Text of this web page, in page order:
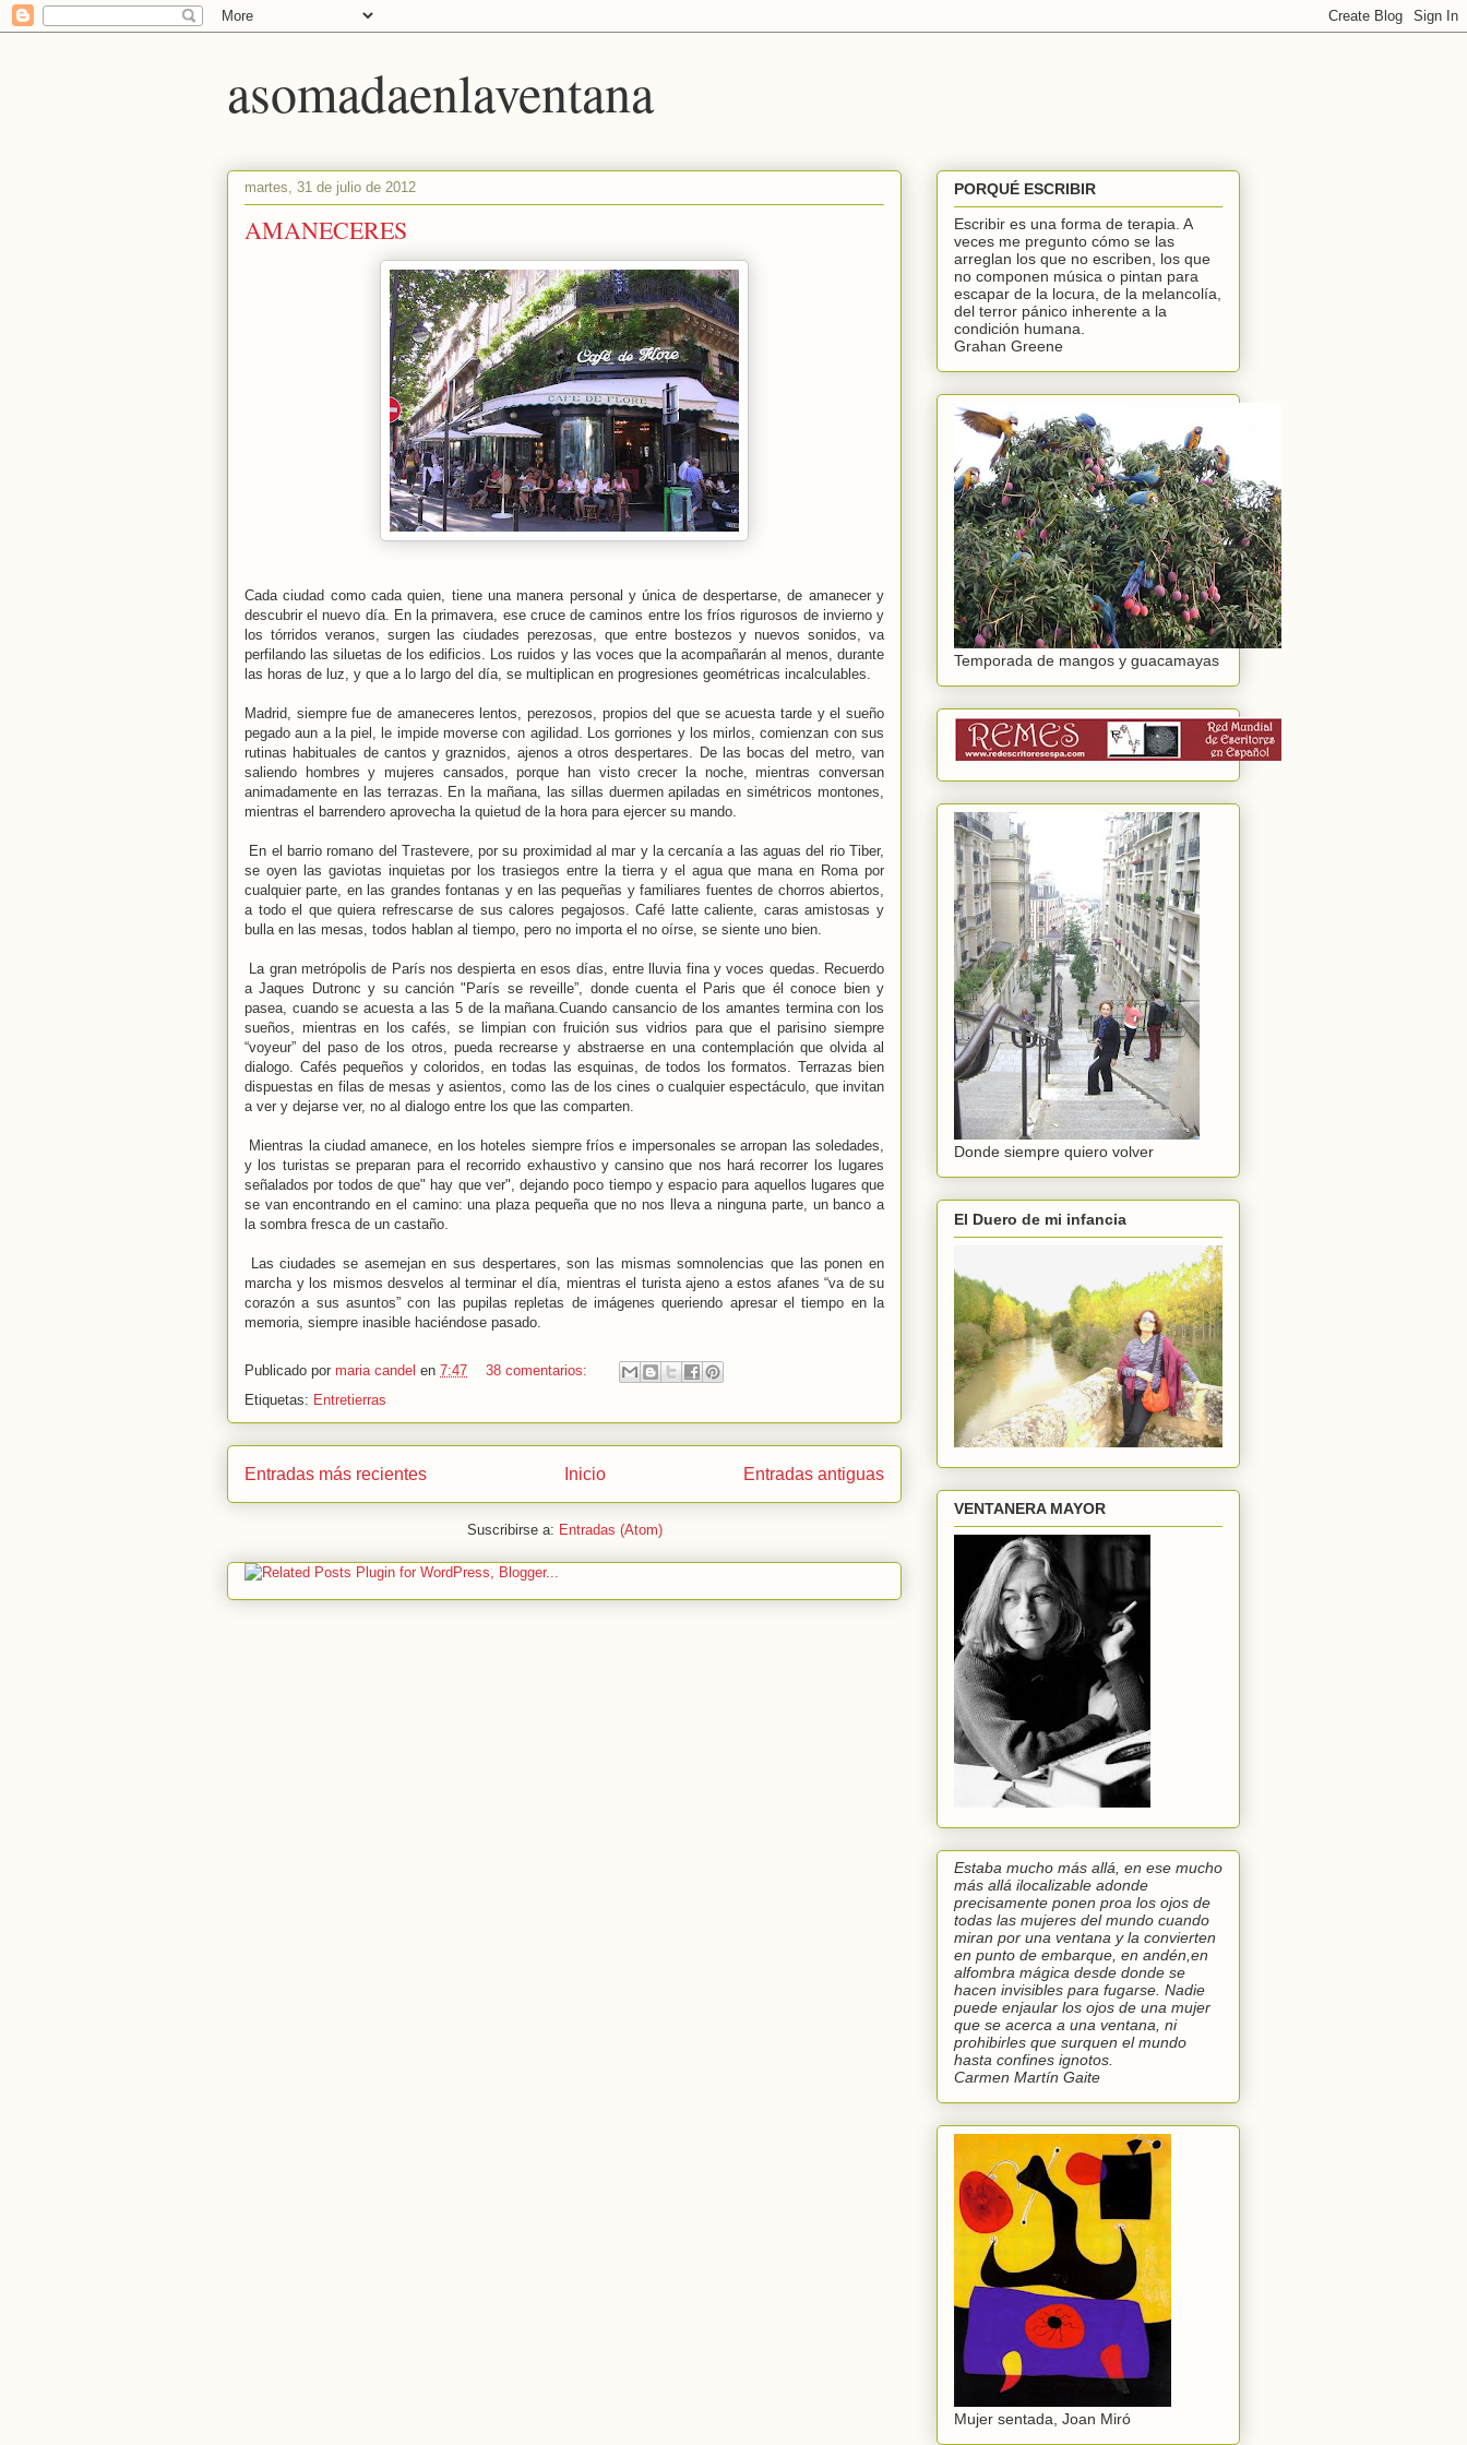
asomadaenlaventana
martes, 31 de julio de 2012
AMANECERES
Cada ciudad como cada quien, tiene una manera personal y única de despertarse, de amanecer y
descubrir el nuevo día. En la primavera, ese cruce de caminos entre los fríos rigurosos de invierno y
los tórridos veranos, surgen las ciudades perezosas, que entre bostezos y nuevos sonidos, va
perfilando las siluetas de los edificios. Los ruidos y las voces que la acompañarán al menos, durante
las horas de luz, y que a lo largo del día, se multiplican en progresiones geométricas incalculables.
Madrid, siempre fue de amaneceres lentos, perezosos, propios del que se acuesta tarde y el sueño
pegado aun a la piel, le impide moverse con agilidad. Los gorriones y los mirlos, comienzan con sus
rutinas habituales de cantos y graznidos, ajenos a otros despertares. De las bocas del metro, van
saliendo hombres y mujeres cansados, porque han visto crecer la noche, mientras conversan
animadamente en las terrazas. En la mañana, las sillas duermen apiladas en simétricos montones,
mientras el barrendero aprovecha la quietud de la hora para ejercer su mando.
En el barrio romano del Trastevere, por su proximidad al mar y la cercanía a las aguas del rio Tiber,
se oyen las gaviotas inquietas por los trasiegos entre la tierra y el agua que mana en Roma por
cualquier parte, en las grandes fontanas y en las pequeñas y familiares fuentes de chorros abiertos,
a todo el que quiera refrescarse de sus calores pegajosos. Café latte caliente, caras amistosas y
bulla en las mesas, todos hablan al tiempo, pero no importa el no oírse, se siente uno bien.
La gran metrópolis de París nos despierta en esos días, entre lluvia fina y voces quedas. Recuerdo
a Jaques Dutronc y su canción "París se reveille”, donde cuenta el Paris que él conoce bien y
pasea, cuando se acuesta a las 5 de la mañana.Cuando cansancio de los amantes termina con los
sueños, mientras en los cafés, se limpian con fruición sus vidrios para que el parisino siempre
“voyeur” del paso de los otros, pueda recrearse y abstraerse en una contemplación que olvida al
dialogo. Cafés pequeños y coloridos, en todas las esquinas, de todos los formatos. Terrazas bien
dispuestas en filas de mesas y asientos, como las de los cines o cualquier espectáculo, que invitan
a ver y dejarse ver, no al dialogo entre los que las comparten.
Mientras la ciudad amanece, en los hoteles siempre fríos e impersonales se arropan las soledades,
y los turistas se preparan para el recorrido exhaustivo y cansino que nos hará recorrer los lugares
señalados por todos de que" hay que ver", dejando poco tiempo y espacio para aquellos lugares que
se van encontrando en el camino: una plaza pequeña que no nos lleva a ninguna parte, un banco a
la sombra fresca de un castaño.
Las ciudades se asemejan en sus despertares, son las mismas somnolencias que las ponen en
marcha y los mismos desvelos al terminar el día, mientras el turista ajeno a estos afanes “va de su
corazón a sus asuntos” con las pupilas repletas de imágenes queriendo apresar el tiempo en la
memoria, siempre inasible haciéndose pasado.
Publicado por maria candel en 7:47
38 comentarios:
Etiquetas: Entretierras
Entradas más recientes Entradas antiguas
Inicio
Suscribirse a: Entradas (Atom)
PORQUÉ ESCRIBIR
Escribir es una forma de terapia. A
veces me pregunto cómo se las
arreglan los que no escriben, los que
no componen música o pintan para
escapar de la locura, de la melancolía,
del terror pánico inherente a la
condición humana.
Grahan Greene
Temporada de mangos y guacamayas
Donde siempre quiero volver
El Duero de mi infancia
VENTANERA MAYOR
Estaba mucho más allá, en ese mucho
más allá ilocalizable adonde
precisamente ponen proa los ojos de
todas las mujeres del mundo cuando
miran por una ventana y la convierten
en punto de embarque, en andén,en
alfombra mágica desde donde se
hacen invisibles para fugarse. Nadie
puede enjaular los ojos de una mujer
que se acerca a una ventana, ni
prohibirles que surquen el mundo
hasta confines ignotos.
Carmen Martín Gaite
Mujer sentada, Joan Miró